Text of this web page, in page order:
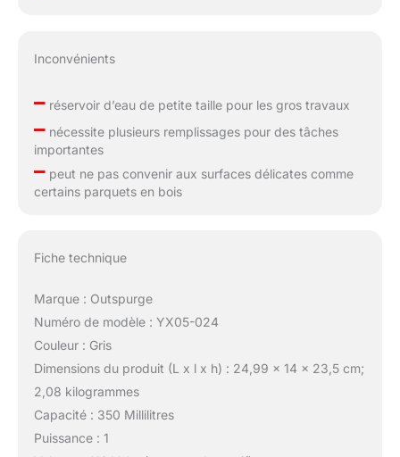
Inconvénients
–réservoir d’eau de petite taille pour les gros travaux
–nécessite plusieurs remplissages pour des tâches
importantes
–peut ne pas convenir aux surfaces délicates comme
certains parquets en bois
Fiche technique
Marque : Outspurge
Numéro de modèle : YX05-024
Couleur : Gris
Dimensions du produit (L x l x h) : 24,99 x 14 x 23,5 cm;
2,08 kilogrammes
Capacité : 350 Millilitres
Puissance : 1